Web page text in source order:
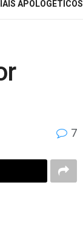
APOLOGÉTICOS
7